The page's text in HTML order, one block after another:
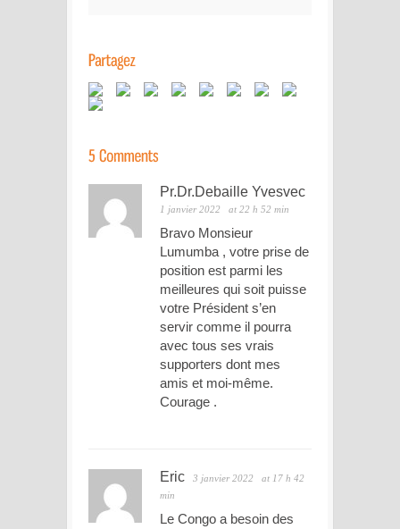
Pr.Dr.Debaille Yvesvec
1 janvier 2022 at 22 h 52 min
Bravo Monsieur
Lumumba , votre prise de
position est parmi les
meilleures qui soit puisse
votre Président s’en
servir comme il pourra
avec tous ses vrais
supporters dont mes
amis et moi-même.
Courage .
Eric 3 janvier 2022
at 17 h 42
min
Le Congo a besoin des